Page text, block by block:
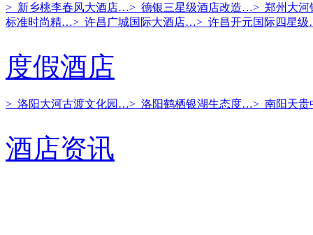
> 新乡桃李春风大酒店…> 德银三星级酒店改造…> 郑州大
标准时尚精…> 许昌广城国际大酒店…> 许昌开元国际四星
度假酒店
> 洛阳大河古渡文化园…> 洛阳鹤栖银湖生态度…> 南阳天
酒店资讯